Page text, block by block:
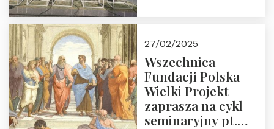
27/02/2025
Wszechnica
Fundacji Polska
Wielki Projekt
zaprasza na cykl
seminaryjny pt.